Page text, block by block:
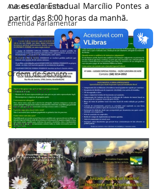
Avisos e Convites
Emenda Parlamentar
Vigilância Sanitária
Casa Civil
Ordem de Serviço
Comunicado
Eleições
Esporte
Processo seletivo
Nota de esclarecimento
No gabinete
na escola Estadual Marcílio Pontes a
partir das 8:00 horas da manhã.